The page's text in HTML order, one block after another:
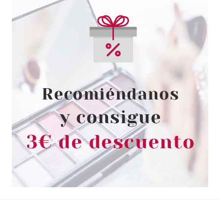
MAYBELLINE
MAYBELLINE SUPERSTAY 7
DAYS 869 ESMERALD EXCESS
10 ML
desde
2.55€